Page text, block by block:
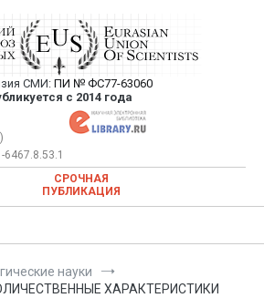
Союз Ученых —
научных статей в
научном журнале
СМИ: ПИ № ФС77-63060
с 2014 года
— публикация научных статей в
научном журнале
СРОЧНАЯ
ПУБЛИКАЦИЯ
науки
ХАРАКТЕРИСТИКИ